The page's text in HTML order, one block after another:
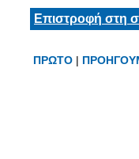
Επιστροφή στη
ΠΡΩΤΟ |